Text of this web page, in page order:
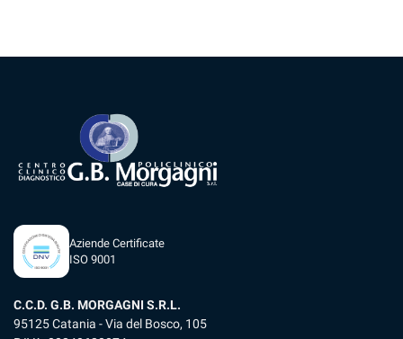
Aziende Certificate
ISO 9001
C.C.D. G.B. MORGAGNI S.R.L.
95125 Catania - Via del Bosco, 105